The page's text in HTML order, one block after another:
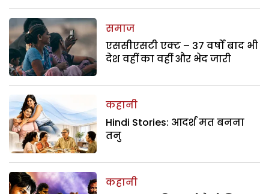
समाज
एससीएसटी एक्ट – 37 वर्षों बाद भी
देश वहीं का वहीं और भेद जारी
कहानी
Hindi Stories: आदर्श मत बनना
तनु
कहानी